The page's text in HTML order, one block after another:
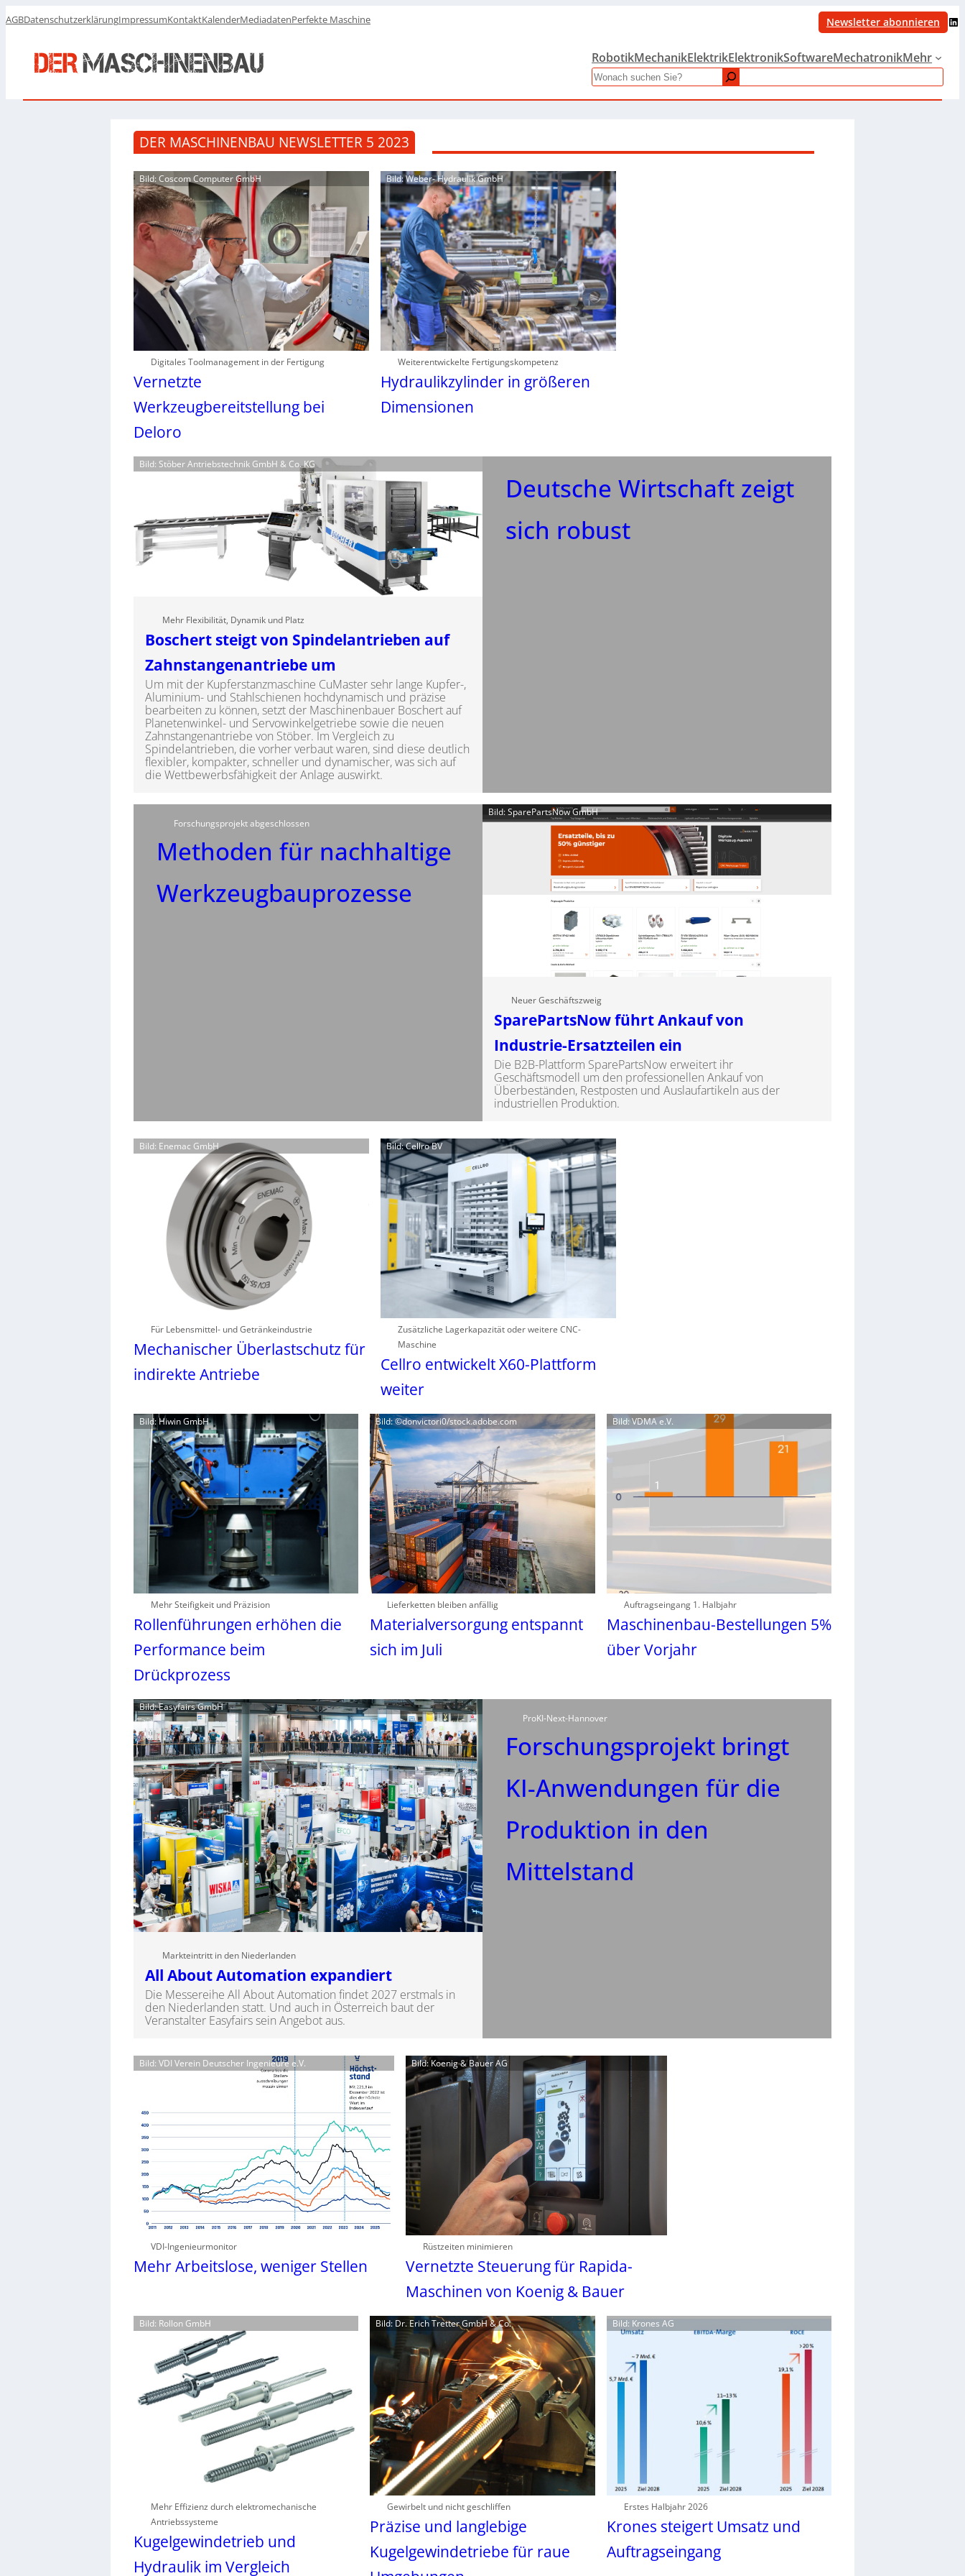
AGBDatenschutzerklärungImpressumKontaktKalenderMediadatenPerfekte Maschine Newsletter abonnieren LinkedIn
RobotikMechanikElektrikElektronikSoftwareMechatronikMehr
Search
DER MASCHINENBAU NEWSLETTER 5 2023
Bild: Coscom Computer GmbH
Digitales Toolmanagement in der Fertigung
Vernetzte
Werkzeugbereitstellung bei
Deloro
Bild: Weber- Hydraulik GmbH
Weiterentwickelte Fertigungskompetenz
Hydraulikzylinder in größeren
Dimensionen
Bild: Stöber Antriebstechnik GmbH & Co. KG
Mehr Flexibilität, Dynamik und Platz
Boschert steigt von Spindelantrieben auf
Zahnstangenantriebe um
Um mit der Kupferstanzmaschine CuMaster sehr lange Kupfer-,
Aluminium- und Stahlschienen hochdynamisch und präzise
bearbeiten zu können, setzt der Maschinenbauer Boschert auf
Planetenwinkel- und Servowinkelgetriebe sowie die neuen
Zahnstangenantriebe von Stöber. Im Vergleich zu
Spindelantrieben, die vorher verbaut waren, sind diese deutlich
flexibler, kompakter, schneller und dynamischer, was sich auf
die Wettbewerbsfähigkeit der Anlage auswirkt.
Deutsche Wirtschaft zeigt
sich robust
Forschungsprojekt abgeschlossen
Methoden für nachhaltige
Werkzeugbauprozesse
Bild: SparePartsNow GmbH
Neuer Geschäftszweig
SparePartsNow führt Ankauf von
Industrie-Ersatzteilen ein
Die B2B-Plattform SparePartsNow erweitert ihr
Geschäftsmodell um den professionellen Ankauf von
Überbeständen, Restposten und Auslaufartikeln aus der
industriellen Produktion.
Bild: Enemac GmbH
Für Lebensmittel- und Getränkeindustrie
Mechanischer Überlastschutz für
indirekte Antriebe
Bild: Cellro BV
Zusätzliche Lagerkapazität oder weitere CNC-
Maschine
Cellro entwickelt X60-Plattform
weiter
Bild: Hiwin GmbH
Mehr Steifigkeit und Präzision
Rollenführungen erhöhen die
Performance beim
Drückprozess
Bild: ©donvictori0/stock.adobe.com
Lieferketten bleiben anfällig
Materialversorgung entspannt
sich im Juli
Bild: VDMA e.V.
Auftragseingang 1. Halbjahr
Maschinenbau-Bestellungen 5%
über Vorjahr
Bild: Easyfairs GmbH
Markteintritt in den Niederlanden
All About Automation expandiert
Die Messereihe All About Automation findet 2027 erstmals in
den Niederlanden statt. Und auch in Österreich baut der
Veranstalter Easyfairs sein Angebot aus.
ProKI-Next-Hannover
Forschungsprojekt bringt
KI-Anwendungen für die
Produktion in den
Mittelstand
Bild: VDI Verein Deutscher Ingenieure e.V.
VDI-Ingenieurmonitor
Mehr Arbeitslose, weniger Stellen
Bild: Koenig & Bauer AG
Rüstzeiten minimieren
Vernetzte Steuerung für Rapida-
Maschinen von Koenig & Bauer
Bild: Rollon GmbH
Mehr Effizienz durch elektromechanische
Antriebssysteme
Kugelgewindetrieb und
Hydraulik im Vergleich
Bild: Dr. Erich Tretter GmbH & Co.
Gewirbelt und nicht geschliffen
Präzise und langlebige
Kugelgewindetriebe für raue
Bild: Krones AG
Erstes Halbjahr 2026
Krones steigert Umsatz und
Auftragseingang